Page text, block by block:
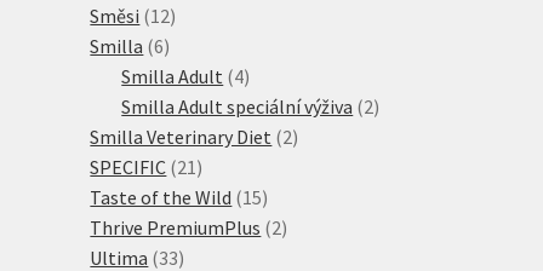
Směsi 1212
Smilla 66
produktů
Smilla Adult 44
produkty
Smilla Adult speciální výživa 22
Smilla Veterinary Diet 22
SPECIFIC 21 21
produktů
Taste of the Wild 1515
produktů
Thrive PremiumPlus 22
Ultima 3333